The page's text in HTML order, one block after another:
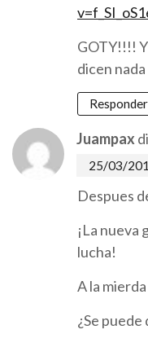
GOTY!!!!
dicen nada
Responder
Juampax
25/03/
Despues
¡La nueva
lucha!
A la mierda
¿Se